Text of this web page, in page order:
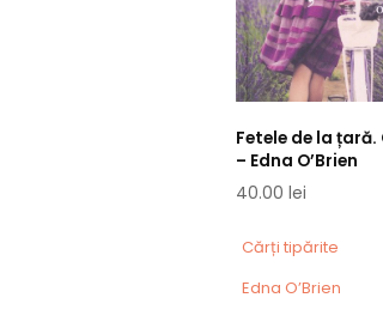
Fetele de la
– Edna O’Brien
40.00 lei
Cărți tipărite
Edna O’Brien